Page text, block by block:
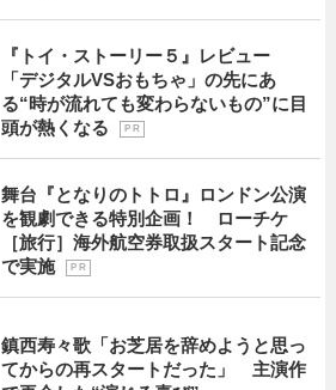
『トイ・ストーリー５』レビュー
「デジタルVSおもちゃ」の先にあ
る“時が流れても変わらないもの”に目
頭が熱くなる
P R
舞台『となりのトトロ』ロンドン公演
を観劇できる特別企画！ ローチケ
［旅行］海外航空券取扱スタート記念
で実施
P R
鎮西寿々歌「お芝居を辞めようと思っ
てからの再スタートだった」 主演作